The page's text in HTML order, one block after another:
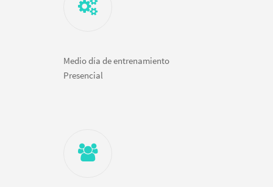
Medio día de entrenamiento
Presencial